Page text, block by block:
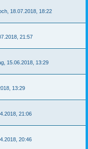
18.07.2018, 18:22
21:57
15.06.2018, 13:29
13:29
21:06
20:46